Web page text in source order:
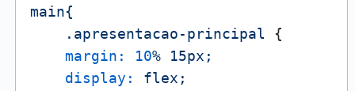
main{
.apresentacao-principal {
margin:
10%
15px;
display:
flex;